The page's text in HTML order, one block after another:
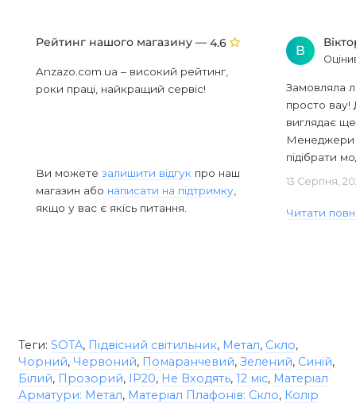
Рейтинг нашого магазину — 4.6
Anzazo.com.ua – високий рейтинг,
роки праці, найкращий сервіс!
Ви можете залишити відгук про наш
магазин або написати на підтримку
якщо у вас є якісь питання.
В
Замовляла
просто вау!
виглядає
Менеджери
підібрати
13 Серпня,
Читати
Теги: SOTA, Підвісний світильник, Метал, Скло,
Чорний, Червоний, Помаранчевий, Зелений, Синій,
Білий, Прозорий, IP20, Не Входять, 12 міс, Матеріал
Арматури: Метал, Матеріал Плафонів: Скло, Колір